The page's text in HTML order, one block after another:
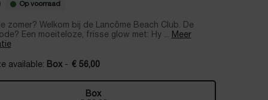
Op voorraad
zomer? Welkom bij de Lancôme Beach Club. De
Een moeiteloze, frisse glow met: Hy ...
Meer
available: Box- € 56,00
Box